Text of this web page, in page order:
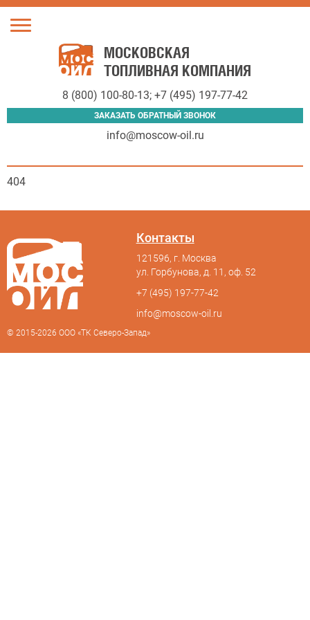
Toggle
МОСКОВСКАЯ
ТОПЛИВНАЯ КОМПАНИЯ
8 (800) 100-80-13; +7 (495) 197-77-42
ЗАКАЗАТЬ ОБРАТНЫЙ ЗВОНОК
info@moscow-oil.ru
404
Контакты
121596, г. Москва
ул. Горбунова, д. 11, оф. 52
+7 (495) 197-77-42
info@moscow-oil.ru
© 2015-2026 ООО «ТК Северо-Запад»